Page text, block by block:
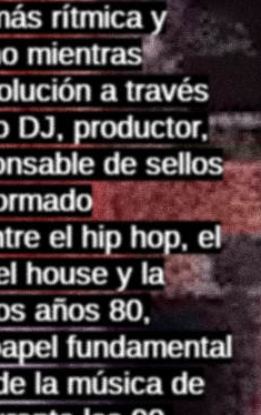
rítmica y
mientras
a través
DJ, productor,
de sellos
el hip hop, el
house y la
años 80,
fundamental
la música de